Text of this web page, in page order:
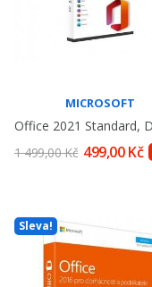
MICROSOFT
1 499,00 Kč 499,00 Kč
Sleva!